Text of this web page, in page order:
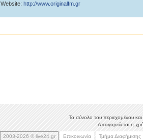
Website: http://www.originalfm.gr
Το σύνολο του περιεχομένου
Απαγορεύεται η
2003-2026 © live24.gr Επικοινωνία Τμήμα Διαφήμισης